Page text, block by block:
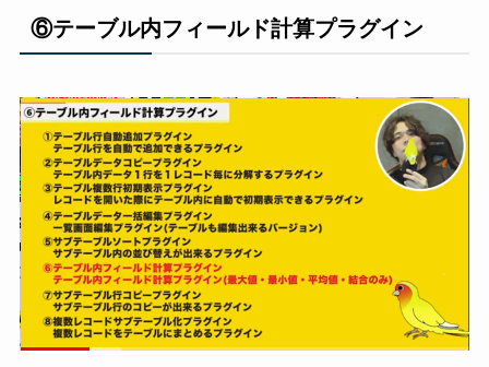
⑥テーブル内フィールド計算プラグイン